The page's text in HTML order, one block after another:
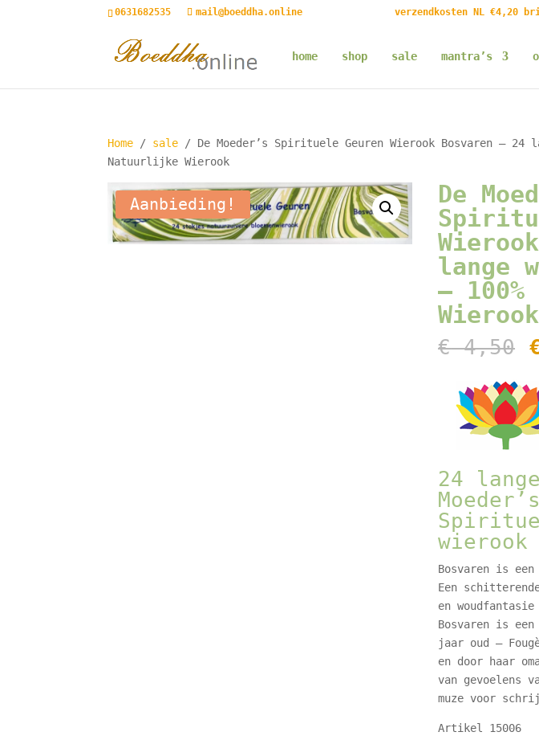
0631682535 mail@boeddha.online verzendkosten NL €4,20
home shop sale mantra’s
Home / sale / De Moeder’s Spirituele Geuren Wierook Bosvaren – 24
Natuurlijke Wierook
Aanbieding!
De
lange
–
Wierook
€4,50
24
wierook
Bosvaren is
Een
en
Bosvaren is
jaar oud –
en door haar
van gevoelens
muze voor
Artikel 15006